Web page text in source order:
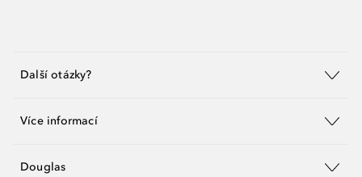
Další otázky?
Více informací
Douglas